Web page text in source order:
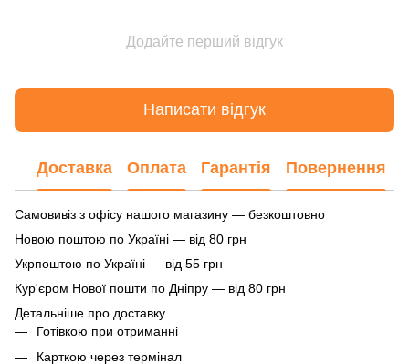
Додайте перший відгук
Написати відгук
Доставка Оплата Гарантія Повернення
Самовивіз з офісу нашого магазину — безкоштовно
Новою поштою по Україні — від 80 грн
Укрпоштою по Україні — від 55 грн
Кур'єром Нової пошти по Дніпру — від 80 грн
Детальніше про доставку
Готівкою при отриманні
Карткою через термінал